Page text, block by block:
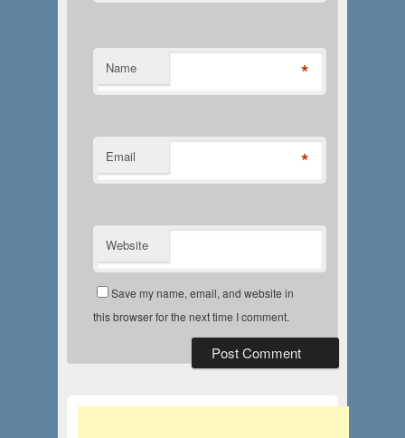
Name *
Email *
Website
Save my name, email, and website in
this browser for the next time I comment.